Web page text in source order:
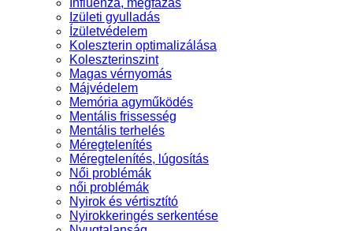
Izületi gyulladás
Ízületvédelem
Koleszterin optimalizálása
Koleszterinszint
Magas vérnyomás
Májvédelem
Memória agyműködés
Mentális frissesség
Mentális terhelés
Méregtelenítés
Méregtelenítés, lúgosítás
Női problémák
női problémák
Nyirok és vértisztító
Nyirokkeringés serkentése